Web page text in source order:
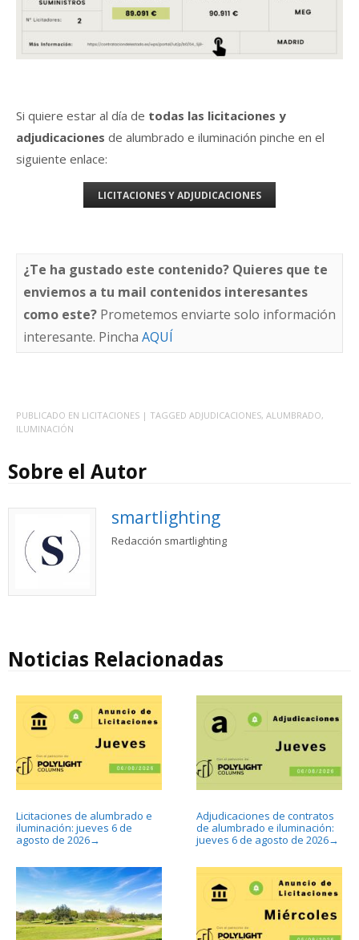
Si quiere estar al día de todas las licitaciones y
adjudicaciones de alumbrado e iluminación pinche en el
siguiente enlace:
LICITACIONES Y ADJUDICACIONES
¿Te ha gustado este contenido? Quieres que te
enviemos a tu mail contenidos interesantes
como este? Prometemos enviarte solo información
interesante. Pincha AQUÍ
PUBLICADO EN LICITACIONES | TAGGED ADJUDICACIONES, ALUMBRADO,
ILUMINACIÓN
Sobre el Autor
smartlighting
Redacción smartlighting
Noticias Relacionadas
Licitaciones de alumbrado e
iluminación: jueves 6 de
agosto de 2026→
Adjudicaciones de contratos
de alumbrado e iluminación:
jueves 6 de agosto de 2026→